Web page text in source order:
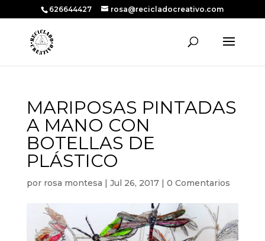
626644427 rosa@recicladocreativo.com
MARIPOSAS PINTADAS
A MANO CON
BOTELLAS DE
PLÁSTICO
por rosa montesa | Jul 26, 2017| 0 Comentarios